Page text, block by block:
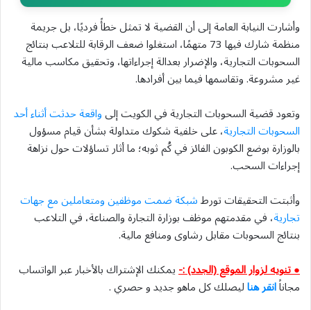
وأشارت النيابة العامة إلى أن القضية لا تمثل خطأً فرديًا، بل جريمة
منظمة شارك فيها 73 متهمًا، استغلوا ضعف الرقابة للتلاعب بنتائج
السحوبات التجارية، والإضرار بعدالة إجراءاتها، وتحقيق مكاسب مالية
غير مشروعة. وتقاسمها فيما بين أفرادها.
وتعود قضية السحوبات التجارية في الكويت إلىواقعة حدثت أثناء أحد
السحوبات التجارية، على خلفية شكوك متداولة بشأن قيام مسؤول
بالوزارة بوضع الكوبون الفائز في كُم ثوبه؛ ما أثار تساؤلات حول نزاهة
إجراءات السحب.
وأثبتت التحقيقات تورطشبكة ضمت موظفين ومتعاملين مع جهات
تجارية، في مقدمتهم موظف بوزارة التجارة والصناعة، في التلاعب
بنتائج السحوبات مقابل رشاوى ومنافع مالية.
● تنويه لزوار الموقع (الجدد) :-يمكنك الإشتراك بالأخبار عبر الواتساب
مجاناًانقر هناليصلك كل ماهو جديد و حصري .